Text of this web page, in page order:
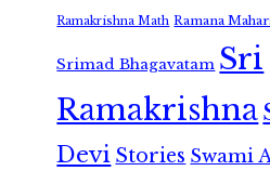
Ramakrishna Math Ramana
Srimad Bhagavatam Sri
Ramakrishna
Devi Stories Swami